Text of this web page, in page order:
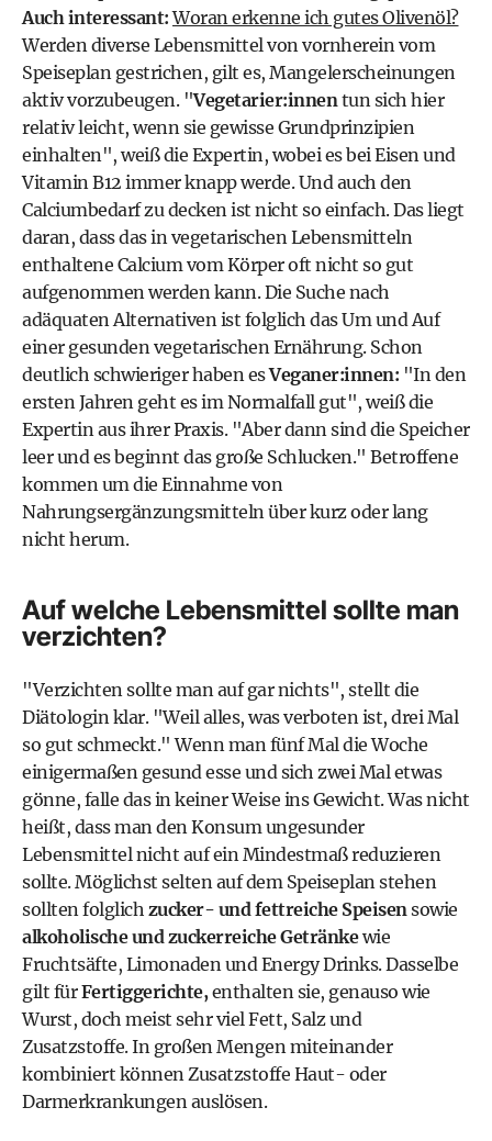
Auch interessant: Woran erkenne ich gutes Olivenöl?
Werden diverse Lebensmittel von vornherein vom
Speiseplan gestrichen, gilt es, Mangelerscheinungen
aktiv vorzubeugen. "Vegetarier:innen tun sich hier
relativ leicht, wenn sie gewisse Grundprinzipien
einhalten", weiß die Expertin, wobei es bei Eisen und
Vitamin B12 immer knapp werde. Und auch den
Calciumbedarf zu decken ist nicht so einfach. Das liegt
daran, dass das in vegetarischen Lebensmitteln
enthaltene Calcium vom Körper oft nicht so gut
aufgenommen werden kann. Die Suche nach
adäquaten Alternativen ist folglich das Um und Auf
einer gesunden vegetarischen Ernährung. Schon
deutlich schwieriger haben esVeganer:innen: "In den
ersten Jahren geht es im Normalfall gut", weiß die
Expertin aus ihrer Praxis. "Aber dann sind die Speicher
leer und es beginnt das große Schlucken." Betroffene
kommen um die Einnahme von
Nahrungsergänzungsmitteln über kurz oder lang
nicht herum.
Auf welche Lebensmittel sollte man
verzichten?
"Verzichten sollte man auf gar nichts", stellt die
Diätologin klar. "Weil alles, was verboten ist, drei Mal
so gut schmeckt." Wenn man fünf Mal die Woche
einigermaßen gesund esse und sich zwei Mal etwas
gönne, falle das in keiner Weise ins Gewicht. Was nicht
heißt, dass man den Konsum ungesunder
Lebensmittel nicht auf ein Mindestmaß reduzieren
sollte. Möglichst selten auf dem Speiseplan stehen
sollten folglich zucker- und fettreiche Speisen sowie
alkoholische und zuckerreiche Getränkewie
Fruchtsäfte, Limonaden und Energy Drinks. Dasselbe
gilt fürFertiggerichte, enthalten sie, genauso wie
Wurst, doch meist sehr viel Fett, Salz und
Zusatzstoffe. In großen Mengen miteinander
kombiniert können Zusatzstoffe Haut- oder
Darmerkrankungen auslösen.